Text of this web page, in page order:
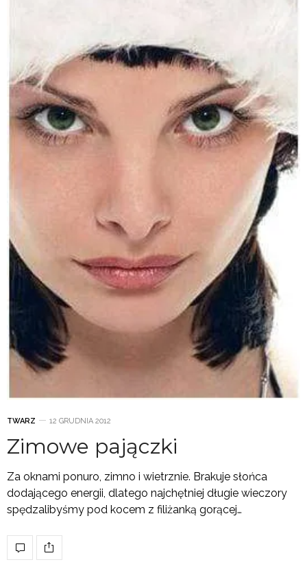
TWARZ 12 GRUDNIA 2012
Zimowe pajączki
Za oknami ponuro, zimno i wietrznie. Brakuje słońca
dodającego energii, dlatego najchętniej długie wieczory
spędzalibyśmy pod kocem z filiżanką gorącej…